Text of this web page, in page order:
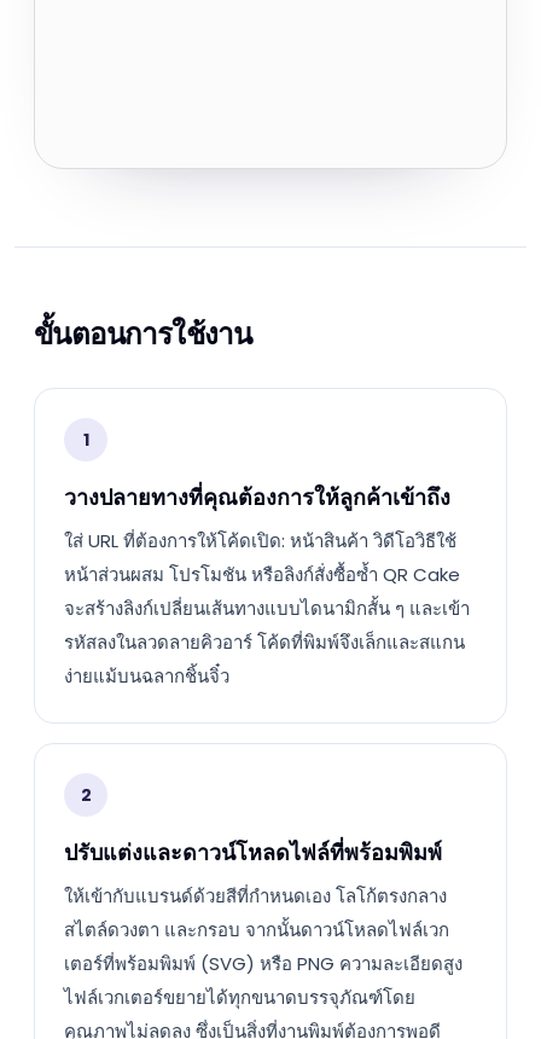
ขั้นตอนการใช้งาน
1
วางปลายทางที่คุณต้องการให้ลูกค้าเข้าถึง
ใส่ URL ที่ต้องการให้โค้ดเปิด: หน้าสินค้า วิดีโอวิธีใช้
หน้าส่วนผสม โปรโมชัน หรือลิงก์สั่งซื้อซ้ำ QR Cake
จะสร้างลิงก์เปลี่ยนเส้นทางแบบไดนามิกสั้น ๆ และเข้า
รหัสลงในลวดลายคิวอาร์ โค้ดที่พิมพ์จึงเล็กและสแกน
ง่ายแม้บนฉลากชิ้นจิ๋ว
2
ปรับแต่งและดาวน์โหลดไฟล์ที่พร้อมพิมพ์
ให้เข้ากับแบรนด์ด้วยสีที่กำหนดเอง โลโก้ตรงกลาง
สไตล์ดวงตา และกรอบ จากนั้นดาวน์โหลดไฟล์เวก
เตอร์ที่พร้อมพิมพ์ (SVG) หรือ PNG ความละเอียดสูง
ไฟล์เวกเตอร์ขยายได้ทุกขนาดบรรจุภัณฑ์โดย
คุณภาพไม่ลดลง ซึ่งเป็นสิ่งที่งานพิมพ์ต้องการพอดี